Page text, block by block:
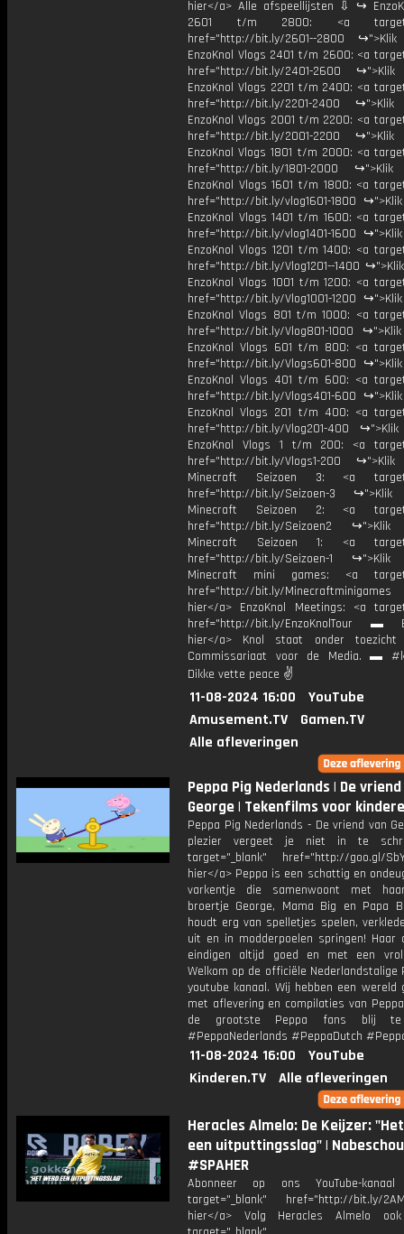
hier</a> Alle afspeellijsten ⇩ ↪
2601 t/m 2800: <a
href="http://bit.ly/2601--2800
EnzoKnol Vlogs 2401 t/m 2600: <a
href="http://bit.ly/2401-2600 ↪">Klik
EnzoKnol Vlogs 2201 t/m 2400: <a
href="http://bit.ly/2201-2400 ↪">Klik
EnzoKnol Vlogs 2001 t/m 2200: <a
href="http://bit.ly/2001-2200 ↪">Klik
EnzoKnol Vlogs 1801 t/m 2000: <a
href="http://bit.ly/1801-2000 ↪">Klik
EnzoKnol Vlogs 1601 t/m 1800: <a
href="http://bit.ly/vlog1601-1800
EnzoKnol Vlogs 1401 t/m 1600: <a
href="http://bit.ly/vlog1401-1600
EnzoKnol Vlogs 1201 t/m 1400: <a
href="http://bit.ly/Vlog1201--1400
EnzoKnol Vlogs 1001 t/m 1200: <a
href="http://bit.ly/Vlog1001-1200
EnzoKnol Vlogs 801 t/m 1000: <a
href="http://bit.ly/Vlog801-1000
EnzoKnol Vlogs 601 t/m 800: <a
href="http://bit.ly/Vlogs601-800
EnzoKnol Vlogs 401 t/m 600: <a
href="http://bit.ly/Vlogs401-600
EnzoKnol Vlogs 201 t/m 400: <a
href="http://bit.ly/Vlog201-400
EnzoKnol Vlogs 1 t/m 200: <a
href="http://bit.ly/Vlogs1-200
Minecraft Seizoen 3: <a
href="http://bit.ly/Seizoen-3 ↪">Klik
Minecraft Seizoen 2: <a
href="http://bit.ly/Seizoen2 ↪">Klik
Minecraft Seizoen 1: <a
href="http://bit.ly/Seizoen-1 ↪">Klik
Minecraft mini games: <a
href="http://bit.ly/
hier</a> EnzoKnol Meetings: <a
href="http://bit.ly/EnzoKnolTour ▬
hier</a> Knol staat onder
Commissariaat voor de Media. ▬
Dikke vette peace ✌
11-08-2024 16:00
YouTube
Amusement.TV
Gamen.TV
Alle afleveringen
Peppa Pig Nederlands | De
George | Tekenfilms voor
Peppa Pig Nederlands - De vriend van
plezier vergeet je niet in te
target="_blank" href="http://goo.gl/
hier</a> Peppa is een schattig en
varkentje die samenwoont met
broertje George, Mama Big en Papa
houdt erg van spelletjes spelen,
uit en in modderpoelen springen! Haar
eindigen altijd goed en met een
Welkom op de officiële Nederlandstalige
youtube kanaal. Wij hebben een wereld
met aflevering en compilaties van
de grootste Peppa fans blij te
#PeppaNederlands #PeppaDutch
11-08-2024 16:00
YouTube
Kinderen.TV
Alle afleveringen
Heracles Almelo: De Keijzer:
een uitputtingsslag" |
#SPAHER
Abonneer op ons YouTube-
target="_blank" href="http://bit.ly/
hier</a> Volg Heracles Almelo